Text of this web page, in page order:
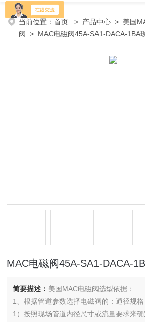
当前位置：首页 > 产品中心 > 美国
阀 > MAC电磁阀45A-SA1-DACA-1BA
MAC电磁阀45A-SA1-DACA-
简要描述： 美国MAC电磁阀选型依据：
1、根据管道参数选择电磁阀的：通径规
1）按照现场管道内径尺寸或流量要求来确